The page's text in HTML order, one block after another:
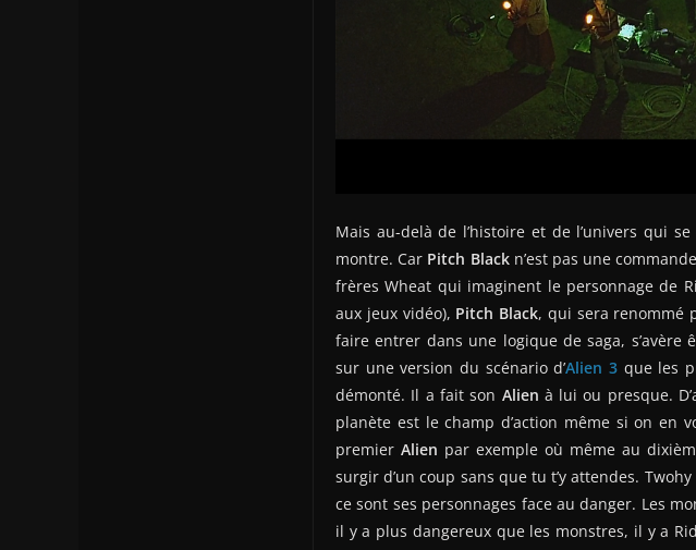
Mais au-delà de l’histoire et de l’univers qui
montre. Car Pitch Blackn’est pas une
frères Wheat qui imaginent le personnage de
aux jeux vidéo), Pitch Black, qui sera renommé
faire entrer dans une logique de saga,
sur une version du scénario d’Alien 3 que les
démonté. Il a fait son Alien à lui ou presque.
planète est le champ d’action même si on en
premierAlien par exemple où même au
surgir d’un coup sans que tu t’y attendes.
ce sont ses personnages face au danger. Les
il y a plus dangereux que les monstres, il y a